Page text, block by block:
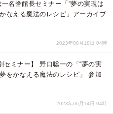
名誉館長セミナー「“夢の実現は
なえる魔法のレシピ」アーカイブ
2023年08月18日 04時
セミナー】 野口聡一の「“夢の実
をかなえる魔法のレシピ」 参加
2023年06月14日 04時